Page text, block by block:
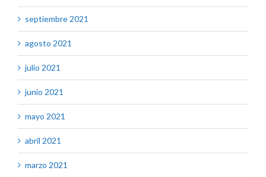
septiembre 2021
agosto 2021
julio 2021
junio 2021
mayo 2021
abril 2021
marzo 2021